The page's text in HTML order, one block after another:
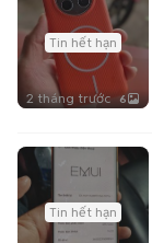
Tin hết hạn
2 tháng trước 6
Tin hết hạn